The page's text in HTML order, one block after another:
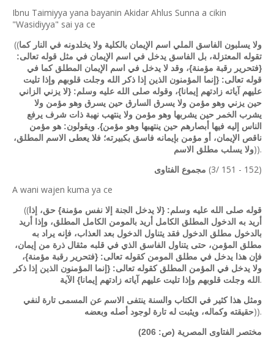
Ibnu Taimiyya yana bayanin Akidar Ahlus Sunna a cikin
"Wasidiyya" sai ya ce
((ولا يسلبون الفاسق الملي اسم الإيمان بالكلية ولا يخلدونه في النار كما
تقوله المعتزلة، بل الفاسق يدخل في اسم الإيمان في مثل قوله تعالى:
{فتحرير رقبة مؤمنة}، وقد لا يدخل في اسم الإيمان المطلق كما في
قوله تعالى: {إنما المؤمنون الذين إذا ذكر الله وجلت قلوبهم وإذا تليت
عليهم آياته زادتهم إيمانا}، وقوله صلى الله عليه وسلم: {لا يزني الزاني
حين يزني وهو مؤمن ولا يسرق السارق حين يسرق وهو مؤمن ولا
يشرب الخمر حين يشربها وهو مؤمن ولا ينتهب نهبة ذات شرف يرفع
الناس إليه فيها أبصارهم حين ينتهبها وهو مؤمن}. ويقولون: هو مؤمن
ناقص الإيمان، أو مؤمن بإيمانه فاسق بكبيرته؛ فلا يعطى الاسم المطلق،
ولا يسلب مطلق الاسم)).
مجموع الفتاوى (3/ 151 - 152)
A wani wajen kuma ya ce
(( قوله صلى الله عليه وسلم: {لا يدخل الجنة إلا نفس مؤمنة} حق، إذا
أريد به الدخول المطلق الكامل أريد بالمومن الكامل المطلق، وإذا أريد
بالدخول مطلق الدخول فقد يتناول الدخول بعد العذاب، فإنه يراد به
مطلق المؤمن، حتى يتناول الفاسق الذي في قلبه مثقال ذرة من إيمان،
فإن هذا يدخل في مطلق المومن كقوله تعالى: {فتحرير رقبة مؤمنة}،
ولا يدخل في المؤمن المطلق كقوله تعالى: {إنما المؤمنون الذين إذا ذكر
الله وجلت قلوبهم وإذا تليت عليهم آياته زادتهم إيمانا} الآية .
ومثل هذا كثير في الكتاب والسنة ينتفى الاسم عن المسمى تارة لنفي
حقيقته وكماله، ويثبت له تارة لوجود أصله وبعضه)).
مختصر الفتاوى المصرية (ص: 206)